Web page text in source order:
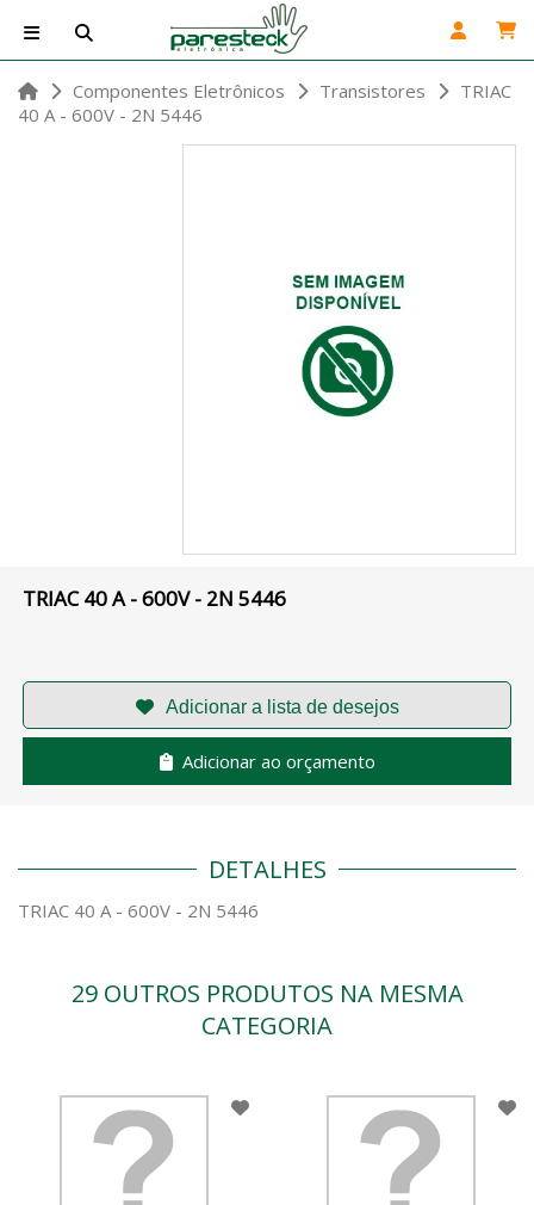
Componentes Eletrônicos Transistores
TRIAC
40 A - 600V - 2N 5446
TRIAC 40 A - 600V - 2N 5446
Adicionar ao orçamento
DETALHES
TRIAC 40 A - 600V - 2N 5446
29 OUTROS PRODUTOS NA MESMA
CATEGORIA